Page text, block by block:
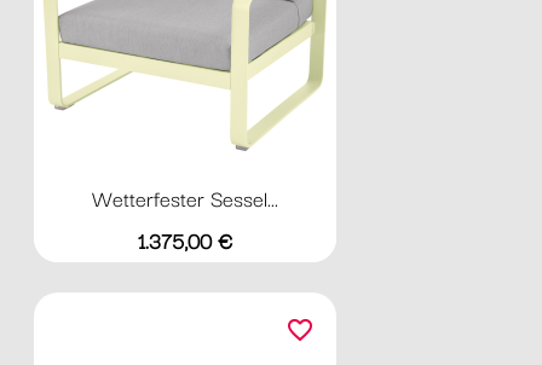
Wetterfester Sessel...
Preis
1.375,00 €
favorite_border